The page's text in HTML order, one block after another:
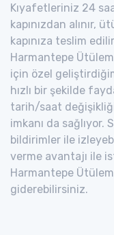
Kıyafetleriniz 24
kapınızdan alınır,
kapınıza teslim
Harmantepe
için özel
hızlı bir şekilde
tarih/saat
imkanı da sağlıyor.
bildirimler ile
verme avantajı ile
Harmantepe
giderebilirsiniz.